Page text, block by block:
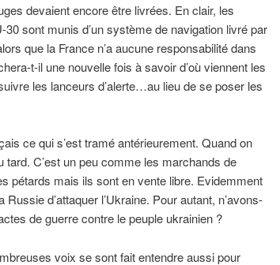
devaient encore être livrées. En clair, les
sont munis d’un système de navigation livré par
que la France n’a aucune responsabilité dans
t-il une nouvelle fois à savoir d’où viennent les
les lanceurs d’alerte…au lieu de se poser les
ce qui s’est tramé antérieurement. Quand on
C’est un peu comme les marchands de
pétards mais ils sont en vente libre. Evidemment
d’attaquer l’Ukraine. Pour autant, n’avons-
de guerre contre le peuple ukrainien ?
voix se sont fait entendre aussi pour